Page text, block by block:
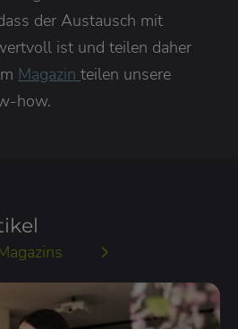
der Austausch mit
ist und teilen daher
Magazin teilen unsere
how.